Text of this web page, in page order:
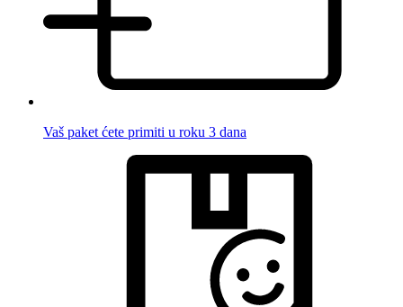
Vaš paket ćete primiti u roku 3 dana